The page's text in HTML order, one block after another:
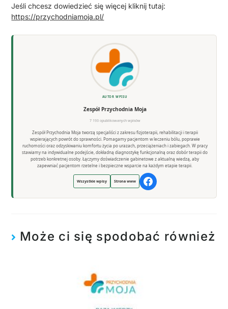
Jeśli chcesz dowiedzieć się więcej kliknij tutaj:
https://przychodniamoja.pl/
AUTOR WPISU
Zespół Przychodnia Moja
7 193 opublikowanych wpisów
Zespół Przychodnia Moja tworzą specjaliści z zakresu fizjoterapii, rehabilitacji i terapii
wspierających powrót do sprawności. Pomagamy pacjentom w leczeniu bólu, poprawie
ruchomości oraz odzyskiwaniu komfortu życia po urazach, przeciążeniach i zabiegach. W pracy
stawiamy na indywidualne podejście, dokładną diagnostykę funkcjonalną oraz dobór terapii do
potrzeb konkretnej osoby. Łączymy doświadczenie gabinetowe z aktualną wiedzą, aby
zapewniać pacjentom rzetelne i bezpieczne wsparcie na każdym etapie terapii.
Wszystkie wpisy Strona www
Może ci się spodobać również